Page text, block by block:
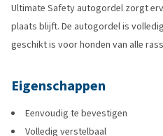
Ultimate Safety autogordel zorgt
plaats blijft. De autogordel is
geschikt is voor honden van alle
Eigenschappen
Eenvoudig te bevestigen
Volledig verstelbaal